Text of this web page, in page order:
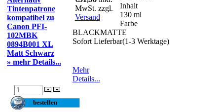
Tintenpatrone
kompatibel zu
Canon PFI-
102MBK
0894B001 XL
Matt Schwarz
» mehr Details...
MwSt. zzgl.
Versand
Inhalt
130 ml
Farbe
BLACKMATTE
Sofort Lieferbar(1-3 Werktage)
Mehr
Details...